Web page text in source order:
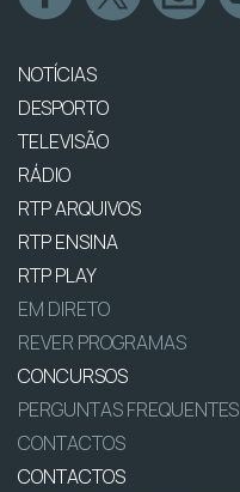
NOTÍCIAS
DESPORTO
TELEVISÃO
RÁDIO
RTP ARQUIVOS
RTP ENSINA
RTP PLAY
EM DIRETO
REVER PROGRAMAS
CONCURSOS
PERGUNTAS FREQUENTES
CONTACTOS
CONTACTOS